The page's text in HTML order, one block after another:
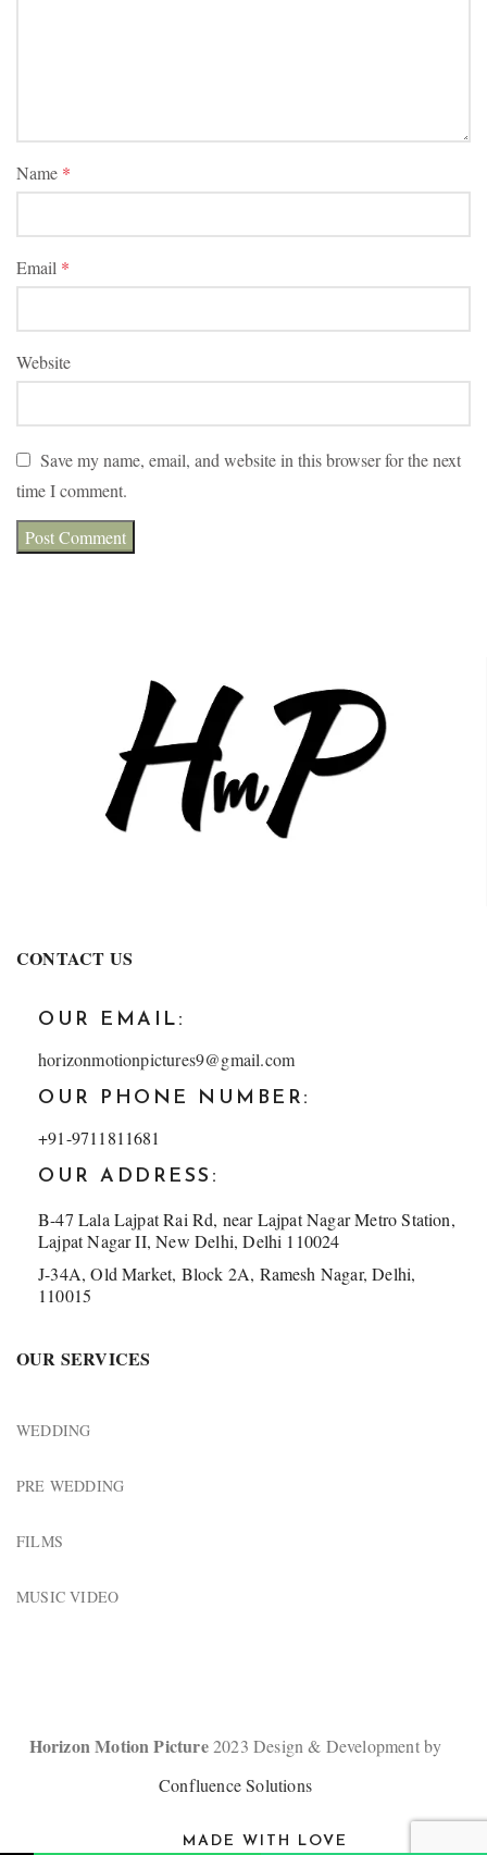
Name *
Email *
Website
Save my name, email, and website in this browser for the next
time I comment.
CONTACT US
OUR EMAIL:
horizonmotionpictures9@gmail.com
OUR PHONE NUMBER:
+91-9711811681
OUR ADDRESS:
B-47 Lala Lajpat Rai Rd, near Lajpat Nagar Metro Station,
Lajpat Nagar II, New Delhi, Delhi 110024
J-34A, Old Market, Block 2A, Ramesh Nagar, Delhi,
110015
OUR SERVICES
WEDDING
PRE WEDDING
FILMS
MUSIC VIDEO
Horizon Motion Picture2023 Design & Development by
Confluence Solutions
MADE WITH LOVE